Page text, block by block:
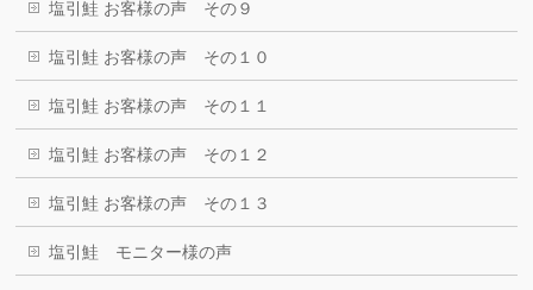
塩引鮭 お客様の声 その９
塩引鮭 お客様の声 その１０
塩引鮭 お客様の声 その１１
塩引鮭 お客様の声 その１２
塩引鮭 お客様の声 その１３
塩引鮭 モニター様の声